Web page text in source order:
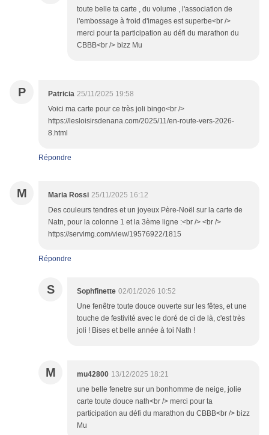
toute belle ta carte , du volume , l'association de
l'embossage à froid d'images est superbe<br />
merci pour ta participation au défi du marathon du
CBBB<br /> bizz Mu
P Patricia 25/11/2025 19:58
Voici ma carte pour ce très joli bingo<br />
https://lesloisirsdenana.com/2025/11/en-route-vers-2026-
8.html
Répondre
M Maria Rossi 25/11/2025 16:12
Des couleurs tendres et un joyeux Père-Noël sur la carte de
Natn, pour la colonne 1 et la 3ème ligne :<br /> <br />
https://servimg.com/view/19576922/1815
Répondre
S Sophfinette 02/01/2026 10:52
Une fenêtre toute douce ouverte sur les fêtes, et une
touche de festivité avec le doré de ci de là, c'est très
joli ! Bises et belle année à toi Nath !
M mu42800 13/12/2025 18:21
une belle fenetre sur un bonhomme de neige, jolie
carte toute douce nath<br /> merci pour ta
participation au défi du marathon du CBBB<br /> bizz
Mu